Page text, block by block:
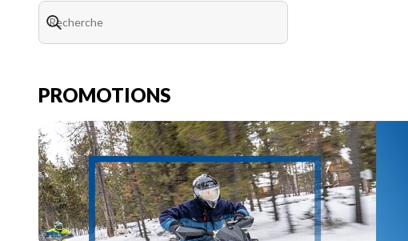
PROMOTIONS